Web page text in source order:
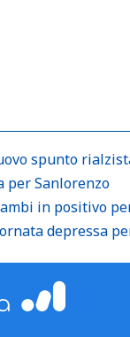
spunto
per Sanlorenzo
in positivo
depressa